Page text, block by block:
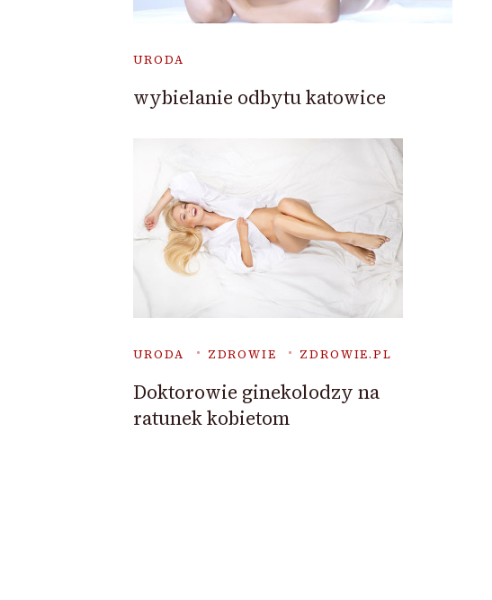
URODA
wybielanie odbytu katowice
URODA ZDROWIE ZDROWIE.PL
Doktorowie ginekolodzy na
ratunek kobietom